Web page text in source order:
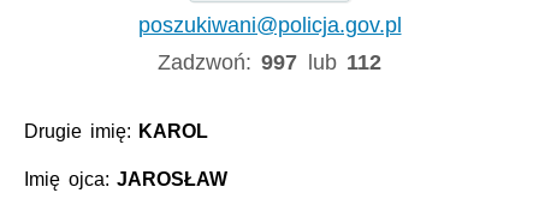
poszukiwani@policja.gov.pl
Zadzwoń:997 lub 112
Drugie imię: KAROL
Imię ojca:JAROSŁAW